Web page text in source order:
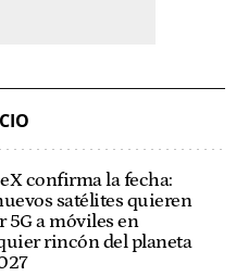
confirma la fecha:
satélites quieren
5G a móviles en
rincón del planeta